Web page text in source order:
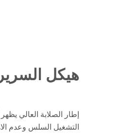
هيكل
إطار الصلابة العالي يظهر
التشغيل السلس وعدم